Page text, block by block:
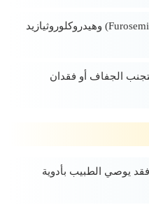
من أشهر الأنواع: فوروسيميد (Furosemide) وهيدروكلوروثيازيد
الجفاف أو فقدان
يوصي الطبيب بأدوية